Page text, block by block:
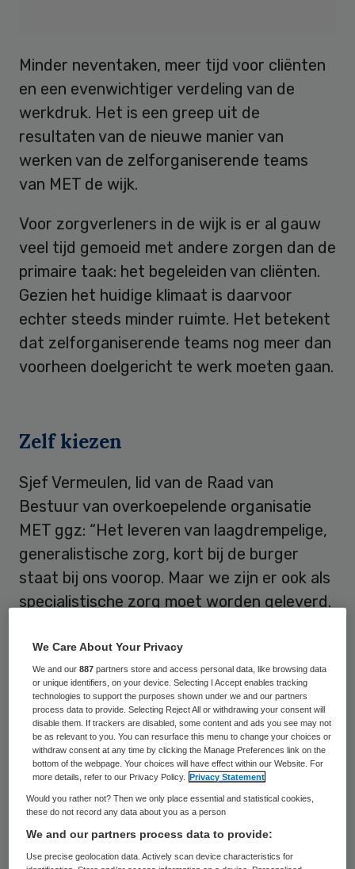
Minder neventaken, meer tijd voor cliënten
en een evenwichtiger verdeling van de
werkdruk. Het is een greep uit de
resultaten van de nieuwe manier van
werken van de zelforganiserende teams
van MET de wijk.
Voor zorgverleners in de wijk is er al gauw
veel tijd gemoeid met andere zorgen dan de
primaire taak: het begeleiden van cliënten.
Gezien het huidige klimaat is daarvoor
echter steeds minder ruimte. Het betekent
dat zelforganiserende teams nog meer dan
voorheen doelgericht te werk moeten gaan.
Zelf kiezen
Sjef Vermeulen, lid van de Raad van
Bestuur van overkoepelende organisatie
MET ggz: “Het leveren van laagdrempelige,
generalistische zorg, kort bij de burger
staat bij ons voorop. Maar we zijn er ook als
specialistische zorg moet worden geleverd.
houden met elkaar. Als het nodig is schaal je
op, om vervolgens weer af te schalen. Onze
toegevoegde waarde is ook dat je er niet
bent als dat niet nodig is. Zelf keuzes
maken is daarbij ons uitgangspunt; we
bieden herstelondersteunende zorg op
basis van zelfregie. Iedereen is in staat om
zelf keuzes te maken, dus dat wens ik ook
cliënten toe. En als ik wil dat medewerkers
cliënten de regie geven, zal ik mijn
We Care About Your Privacy
We and our887 partners store and access personal data, like browsing data
or unique identifiers, on your device. Selecting I Accept enables tracking
technologies to support the purposes shown under we and our partners
process data to provide. Selecting Reject All or withdrawing your consent will
disable them. If trackers are disabled, some content and ads you see may not
be as relevant to you. You can resurface this menu to change your choices or
withdraw consent at any time by clicking the Manage Preferences link on the
bottom of the webpage. Your choices will have effect within our Website. For
more details, refer to our Privacy Policy.
Privacy Statement
Would you rather not? Then we only place essential and statistical cookies,
these do not record any data about you as a person
We and our partners process data to provide:
Use precise geolocation data. Actively scan device characteristics for